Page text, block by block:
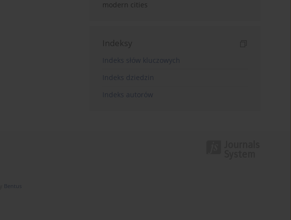
modern cities
Indeksy
Indeks słów kluczowych
Indeks dziedzin
Indeks autorów
Bentus